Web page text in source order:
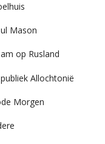
Mason
op Rusland
Allochtonië
Morgen